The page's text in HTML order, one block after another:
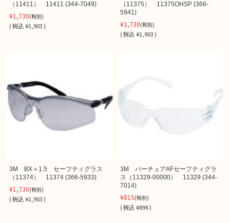
（11411） 11411 (344-7049)
¥1,730(税別)
(税込¥1,903 )
（11375） 11375OHSP (366-
5941)
¥1,730(税別)
(税込 ¥1,903 )
3M BX＋1.5 セーフティグラス
（11374） 11374 (366-5933)
¥1,730(税別)
(税込¥1,903 )
3M バーチュアAFセーフティグラ
ス（11329-00000） 11329 (344-
7014)
¥815(税別)
(税込 ¥896 )